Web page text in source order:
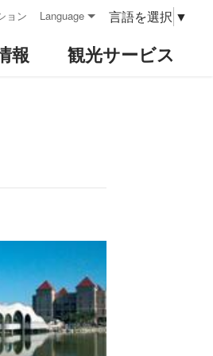
ョン Language 言語を選択 ▼
報 観光サービス